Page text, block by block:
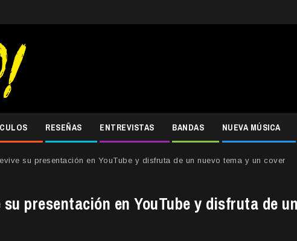
RESEÑAS ENTREVISTAS BANDAS NUEVA MÚSICA
su presentación en YouTube y disfruta de un nuevo tema y un cover
presentación en YouTube y disfruta de un